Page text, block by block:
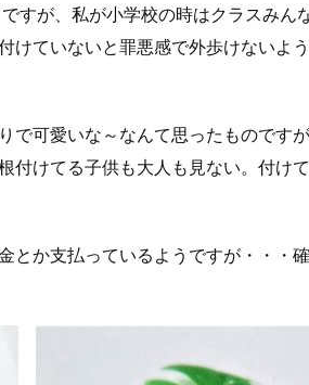
すが、私が小学校の時はクラスみん
けていないと罪悪感で外歩けないよ
で可愛いな～なんて思ったものです
付けてる子供も大人も見ない。付け
とか支払っているようですが・・・